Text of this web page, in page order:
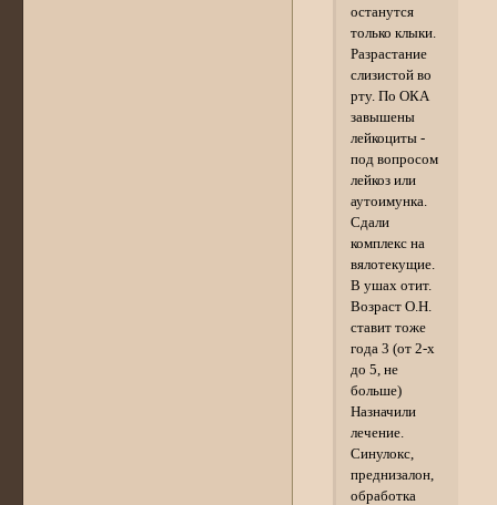
останутся
только клыки.
Разрастание
слизистой во
рту. По ОКА
завышены
лейкоциты -
под вопросом
лейкоз или
аутоимунка.
Сдали
комплекс на
вялотекущие.
В ушах отит.
Возраст О.Н.
ставит тоже
года 3 (от 2-х
до 5, не
больше)
Назначили
лечение.
Синулокс,
преднизалон,
обработка